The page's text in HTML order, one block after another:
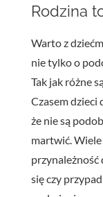
Rodzina
Warto z
nie tylko o
Tak jak różne
Czasem dzieci
że nie są
martwić.
przynależność
się czy